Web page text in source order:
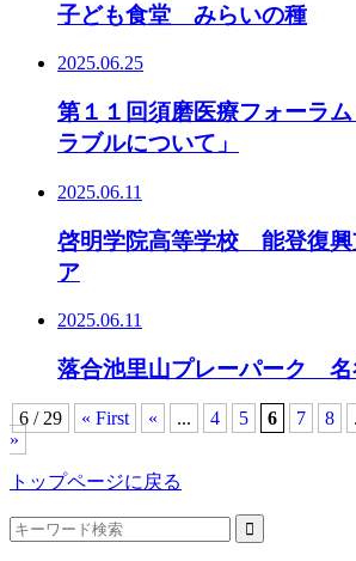
子ども食堂 みらいの種
2025.06.25
第１１回須磨医療フォーラ
ラブルについて」
2025.06.11
啓明学院高等学校 能登復興
ア
2025.06.11
落合池里山プレーパーク 名
6 / 29 « First « ... 4 5 6 7 8
»
トップページに戻る